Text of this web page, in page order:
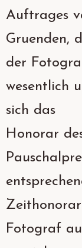
Auftrages
Gruenden,
der
wesentlich
sich das
Honorar
Fotograf